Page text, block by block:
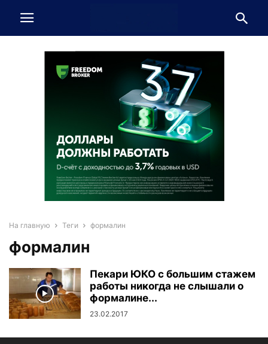
На главную Теги формалин
формалин
Пекари ЮКО с большим стажем
работы никогда не слышали о
формалине...
23.02.2017